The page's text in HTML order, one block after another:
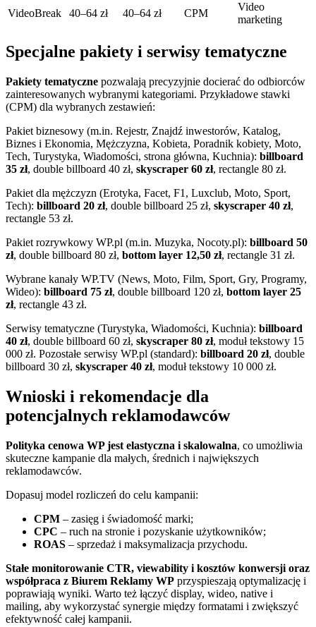
VideoBreak 40–64 zł 40–64 zł CPM
Video
marketing
Specjalne pakiety i serwisy tematyczne
Pakiety tematyczne pozwalają precyzyjnie docierać do odbiorców
zainteresowanych wybranymi kategoriami. Przykładowe stawki
(CPM) dla wybranych zestawień:
Pakiet biznesowy (m.in. Rejestr, Znajdź inwestorów, Katalog,
Biznes i Ekonomia, Mężczyzna, Kobieta, Poradnik kobiety, Moto,
Tech, Turystyka, Wiadomości, strona główna, Kuchnia): billboard
35 zł, double billboard 40 zł, skyscraper 60 zł, rectangle 80 zł.
Pakiet dla mężczyzn (Erotyka, Facet, F1, Luxclub, Moto, Sport,
Tech): billboard 20 zł, double billboard 25 zł, skyscraper 40 zł,
rectangle 53 zł.
Pakiet rozrywkowy WP.pl (m.in. Muzyka, Nocoty.pl): billboard 50
zł, double billboard 80 zł, bottom layer 12,50 zł, rectangle 31 zł.
Wybrane kanały WP.TV (News, Moto, Film, Sport, Gry, Programy,
Wideo): billboard 75 zł, double billboard 120 zł, bottom layer 25
zł, rectangle 43 zł.
Serwisy tematyczne (Turystyka, Wiadomości, Kuchnia): billboard
40 zł, double billboard 60 zł, skyscraper 80 zł, moduł tekstowy 15
000 zł. Pozostałe serwisy WP.pl (standard): billboard 20 zł, double
billboard 30 zł, skyscraper 40 zł, moduł tekstowy 10 000 zł.
Wnioski i rekomendacje dla
potencjalnych reklamodawców
Polityka cenowa WP jest elastyczna i skalowalna, co umożliwia
skuteczne kampanie dla małych, średnich i największych
reklamodawców.
Dopasuj model rozliczeń do celu kampanii:
CPM – zasięg i świadomość marki;
CPC – ruch na stronie i pozyskanie użytkowników;
ROAS – sprzedaż i maksymalizacja przychodu.
Stałe monitorowanie CTR, viewability i kosztów konwersji oraz
współpraca z Biurem Reklamy WP przyspieszają optymalizację i
poprawiają wyniki. Warto też łączyć display, wideo, native i
mailing, aby wykorzystać synergie między formatami i zwiększyć
efektywność całej kampanii.